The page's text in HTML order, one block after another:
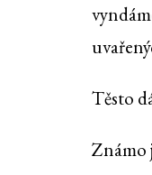
Těsto
Známo